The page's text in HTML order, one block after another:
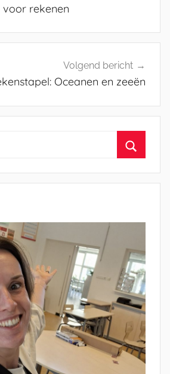
rekenen
Volgend bericht
Oceanen en zeeën